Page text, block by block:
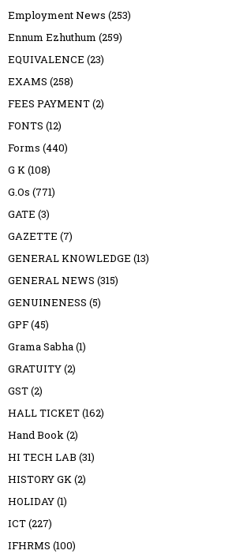
Employment News (253)
Ennum Ezhuthum (259)
EQUIVALENCE (23)
EXAMS (258)
FEES PAYMENT(2)
FONTS (12)
Forms (440)
G K(108)
G.Os (771)
GATE (3)
GAZETTE (7)
GENERAL KNOWLEDGE (13)
GENERAL NEWS (315)
GENUINENESS (5)
GPF(45)
Grama Sabha(1)
GRATUITY(2)
GST(2)
HALL TICKET(162)
Hand Book(2)
HI TECH LAB (31)
HISTORY GK(2)
HOLIDAY(1)
ICT(227)
IFHRMS (100)